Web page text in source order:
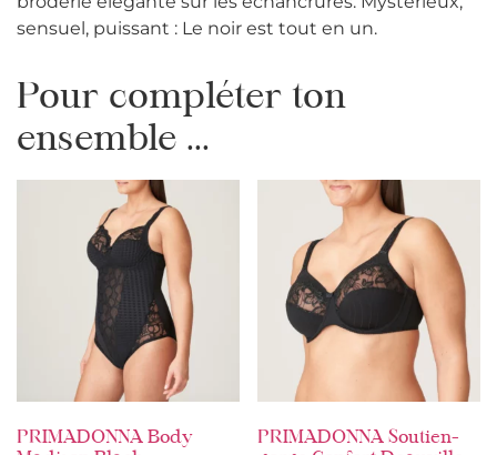
sensuel, puissant : Le noir est tout en un.
Pour compléter ton
ensemble ...
PRIMADONNA Body
PRIMADONNA Soutien-